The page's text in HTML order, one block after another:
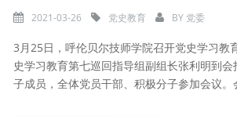
2021-03-26 党史教育 BY 党委
3月25日，呼伦贝尔技师学院召开党史学习教
史学习教育第七巡回指导组副组长张利明到
子成员，全体党员干部、积极分子参加会议。